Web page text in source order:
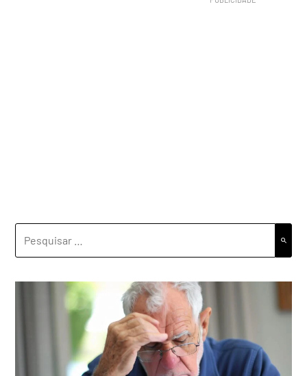
POR: